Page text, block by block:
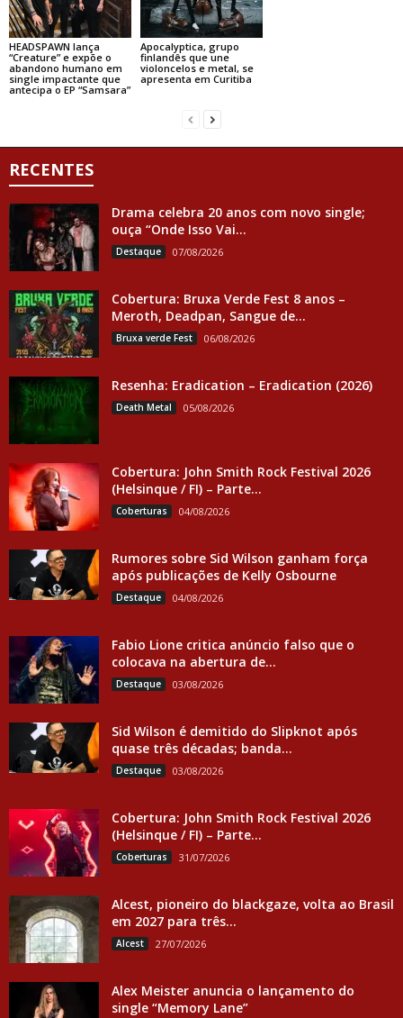
HEADSPAWN lança
“Creature” e expõe o
abandono humano em
single impactante que
antecipa o EP “Samsara”
Apocalyptica, grupo
finlandês que une
violoncelos e metal, se
apresenta em Curitiba
RECENTES
Drama celebra 20 anos com novo single;
ouça “Onde Isso Vai...
Destaque 07/08/2026
Cobertura: Bruxa Verde Fest 8 anos –
Meroth, Deadpan, Sangue de...
Bruxa verde Fest 06/08/2026
Resenha: Eradication – Eradication (2026)
Death Metal 05/08/2026
Cobertura: John Smith Rock Festival 2026
(Helsinque / FI) – Parte...
Coberturas 04/08/2026
Rumores sobre Sid Wilson ganham força
após publicações de Kelly Osbourne
Destaque 04/08/2026
Fabio Lione critica anúncio falso que o
colocava na abertura de...
Destaque 03/08/2026
Sid Wilson é demitido do Slipknot após
quase três décadas; banda...
Destaque 03/08/2026
Cobertura: John Smith Rock Festival 2026
(Helsinque / FI) – Parte...
Coberturas 31/07/2026
Alcest, pioneiro do blackgaze, volta ao Brasil
em 2027 para três...
Alcest 27/07/2026
Alex Meister anuncia o lançamento do
single “Memory Lane”